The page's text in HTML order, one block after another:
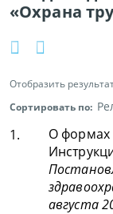
«Охрана
Отобразить
Сортировать по:
1.
О формах
августа